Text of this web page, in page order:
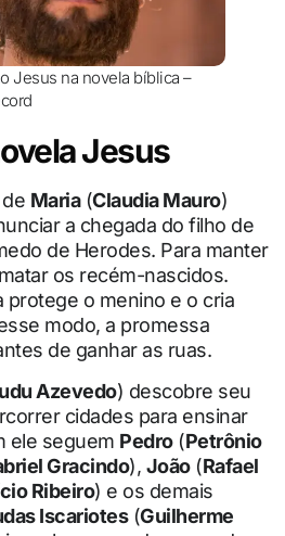
Jesus na novela bíblica –
Jesus
Maria(Claudia Mauro)
a chegada do filho de
de Herodes. Para manter
os recém-nascidos.
protege o menino e o cria
modo, a promessa
de ganhar as ruas.
Azevedo) descobre seu
cidades para ensinar
ele seguem Pedro(Petrônio
Gracindo), João(Rafael
Ribeiro) e os demais
Iscariotes(Guilherme